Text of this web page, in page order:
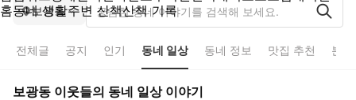
홈동네 생활주변 산책산책 기록
보광동
전체글 공지 인기 동네 일상 동네 정보 맛집 추천 분
보광동 이웃들의 동네 일상이야기